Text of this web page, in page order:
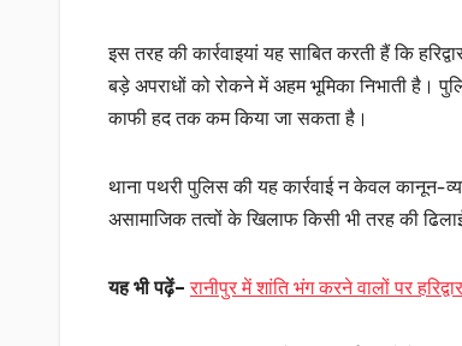
इस तरह की कार्रवाइयां यह साबित करती हैं कि
बड़े अपराधों को रोकने में अहम भूमिका निभाती है।
काफी हद तक कम किया जा सकता है।
थाना पथरी पुलिस की यह कार्रवाई न केवल कानून-
असामाजिक तत्वों के खिलाफ किसी भी तरह की
यह भी पढ़ें– रानीपुर में शांति भंग करने वालों पर